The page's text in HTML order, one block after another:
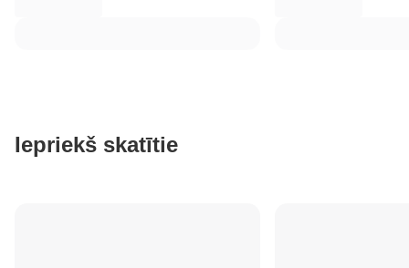
Iepriekš skatītie